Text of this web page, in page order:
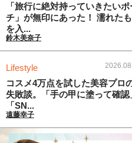
「旅行に絶対持っていきたいポ
チ」が無印にあった！ 濡れた
を入...
鈴木美奈子
Lifestyle
コスメ4万点を試した美容プロ
失敗談。「手の甲に塗って確認
「SN...
遠藤幸子